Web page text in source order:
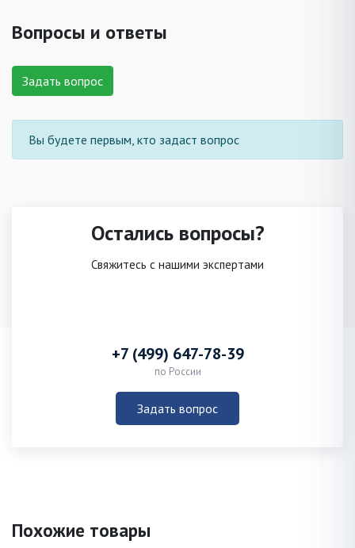
Вопросы и ответы
Задать вопрос
Вы будете первым, кто задаст вопрос
Остались вопросы?
Свяжитесь с нашими экспертами
+7 (499) 647-78-39
по России
Задать вопрос
Похожие товары